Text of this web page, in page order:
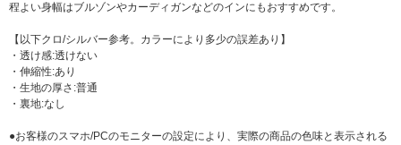
程よい身幅はブルゾンやカーディガンなどのインにもおすすめです。
【以下クロ/シルバー参考。カラーにより多少の誤差あり】
・透け感:透けない
・伸縮性:あり
・生地の厚さ:普通
・裏地:なし
●お客様のスマホ/PCのモニターの設定により、実際の商品の色味と表示される